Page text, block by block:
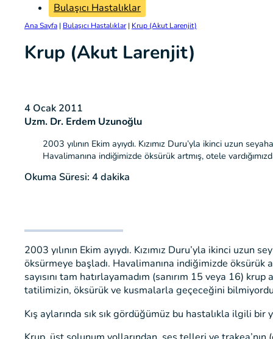
Bulaşıcı Hastalıklar
Ana Sayfa | Bulaşıcı Hastalıklar| Krup (Akut Larenjit)
Krup (Akut Larenjit)
4 Ocak 2011
Uzm. Dr. Erdem Uzunoğlu
2003 yılının Ekim ayıydı. Kızımız Duru’yla ikinci uzun
Havalimanına indiğimizde öksürük artmış, otele
Okuma Süresi: 4 dakika
2003 yılının Ekim ayıydı. Kızımız Duru’yla ikinci
öksürmeye başladı. Havalimanına indiğimizde öksürük
sayısını tam hatırlayamadım (sanırım 15 veya 16)
tatilimizin, öksürük ve kusmalarla geçeceğini
Kış aylarında sık sık gördüğümüz bu hastalıkla ilgili bir